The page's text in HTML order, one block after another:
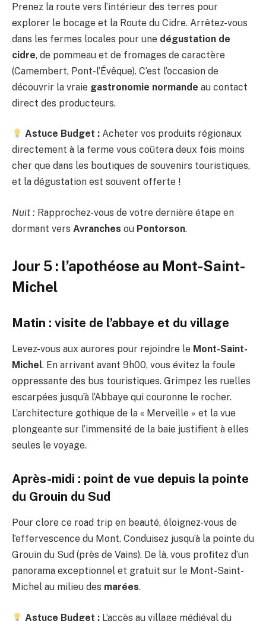
Prenez la route vers l’intérieur des terres pour
explorer le bocage et la Route du Cidre. Arrêtez-vous
dans les fermes locales pour une dégustation de
cidre, de pommeau et de fromages de caractère
(Camembert, Pont-l’Évêque). C’est l’occasion de
découvrir la vraie gastronomie normande au contact
direct des producteurs.
Astuce Budget : Acheter vos produits régionaux
directement à la ferme vous coûtera deux fois moins
cher que dans les boutiques de souvenirs touristiques,
et la dégustation est souvent offerte !
Nuit : Rapprochez-vous de votre dernière étape en
dormant vers Avranches ou Pontorson.
Jour 5 : l’apothéose au Mont-Saint-
Michel
Matin : visite de l’abbaye et du village
Levez-vous aux aurores pour rejoindre le Mont-Saint-
Michel. En arrivant avant 9h00, vous évitez la foule
oppressante des bus touristiques. Grimpez les ruelles
escarpées jusqu’à l’Abbaye qui couronne le rocher.
L’architecture gothique de la « Merveille » et la vue
plongeante sur l’immensité de la baie justifient à elles
seules le voyage.
Après-midi : point de vue depuis la pointe
du Grouin du Sud
Pour clore ce road trip en beauté, éloignez-vous de
l’effervescence du Mont. Conduisez jusqu’à la pointe du
Grouin du Sud (près de Vains). De là, vous profitez d’un
panorama exceptionnel et gratuit sur le Mont-Saint-
Michel au milieu des marées.
Astuce Budget : L’accès au village médiéval du